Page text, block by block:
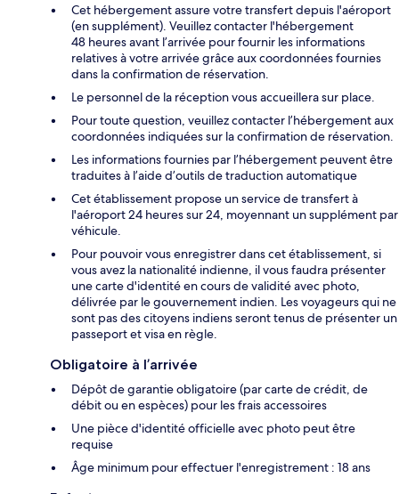
Cet hébergement assure votre transfert depuis l'aéroport
(en supplément). Veuillez contacter l'hébergement
48 heures avant l’arrivée pour fournir les informations
relatives à votre arrivée grâce aux coordonnées fournies
dans la confirmation de réservation.
Le personnel de la réception vous accueillera sur place.
Pour toute question, veuillez contacter l’hébergement aux
coordonnées indiquées sur la confirmation de réservation.
Les informations fournies par l’hébergement peuvent être
traduites à l’aide d’outils de traduction automatique
Cet établissement propose un service de transfert à
l'aéroport 24 heures sur 24, moyennant un supplément par
véhicule.
Pour pouvoir vous enregistrer dans cet établissement, si
vous avez la nationalité indienne, il vous faudra présenter
une carte d'identité en cours de validité avec photo,
délivrée par le gouvernement indien. Les voyageurs qui ne
sont pas des citoyens indiens seront tenus de présenter un
passeport et visa en règle.
Obligatoire à l’arrivée
Dépôt de garantie obligatoire (par carte de crédit, de
débit ou en espèces) pour les frais accessoires
Une pièce d'identité officielle avec photo peut être
requise
Âge minimum pour effectuer l'enregistrement : 18 ans